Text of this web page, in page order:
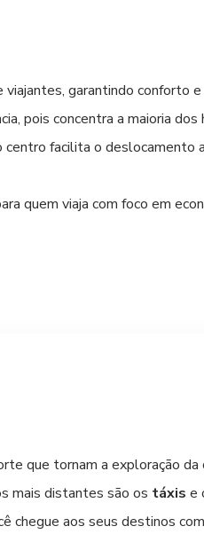
sua viagem até Pato Branco
garantindo conforto
pois concentra a maioria
facilita o deslocamento
quem viaja com foco em
que tornam a exploração da
mais distantes são os táxis e
chegue aos seus destinos